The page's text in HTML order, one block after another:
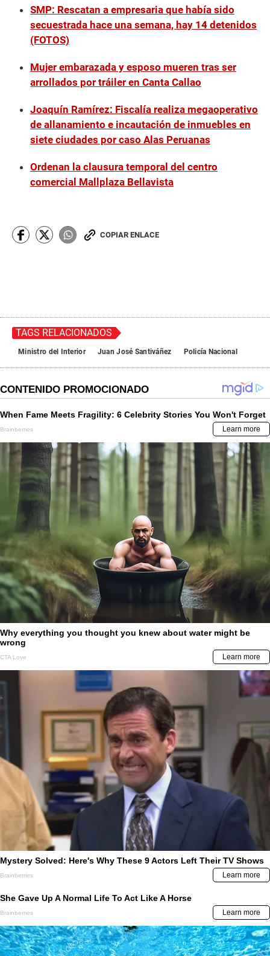
SMP: Rescatan a empresaria que había sido
secuestrada hace una semana, hay 14 detenidos
(FOTOS)
Mujer embarazada y esposo mueren tras ser
arrollados por tráiler en Canta Callao
Joaquín Ramírez: Fiscalía realiza megaoperativo
de allanamiento e incautación de inmuebles en
siete ciudades por caso Alas Peruanas
Ordenan la clausura temporal del centro
comercial Mallplaza Bellavista
COPIAR ENLACE
TAGS RELACIONADOS
Ministro del Interior Juan José Santiváñez Policía Nacional